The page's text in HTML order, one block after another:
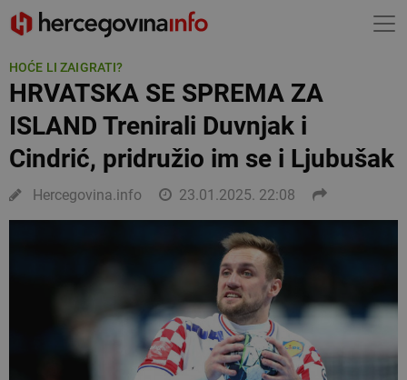
HOĆE LI ZAIGRATI?
HRVATSKA SE SPREMA ZA
ISLAND Trenirali Duvnjak i
Cindrić, pridružio im se i Ljubušak
Hercegovina.info 23.01.2025. 22:08